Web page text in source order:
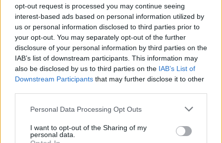
opt-out request is processed you may continue seeing
interest-based ads based on personal information utilized by
us or personal information disclosed to third parties prior to
your opt-out. You may separately opt-out of the further
disclosure of your personal information by third parties on the
IAB’s list of downstream participants. This information may
also be disclosed by us to third parties on the IAB’s List of
Downstream Participants that may further disclose it to other
Personal Data Processing Opt Outs
I want to opt-out of the Sharing of my
personal data.
Os Jogos Europeus da Juventude reúnem atletas promissores de
toda a Europa, sendo uma montra de talento e uma experiência
ímpar para os jovens desportistas. António Santos terá agora a
oportunidade de competir entre os melhores e de levar o nome
de Vila Real e de Portugal ainda mais longe.